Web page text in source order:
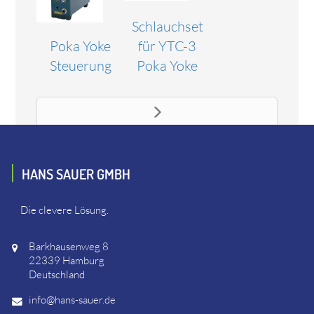
Poka Yoke
Steuerung
Schlauchset
für YTC-3
Poka Yoke
HANS SAUER GMBH
Die clevere Lösung.
Barkhausenweg 8
22339 Hamburg
Deutschland
info@hans-sauer.de